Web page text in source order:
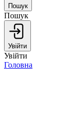
Пошук
Пошук
Увійти
Увійти
Головна